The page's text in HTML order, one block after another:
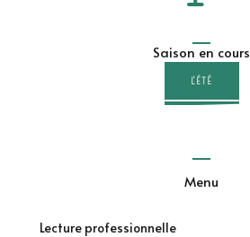
Saison en cours
L'ÉTÉ
Menu
Lecture professionnelle